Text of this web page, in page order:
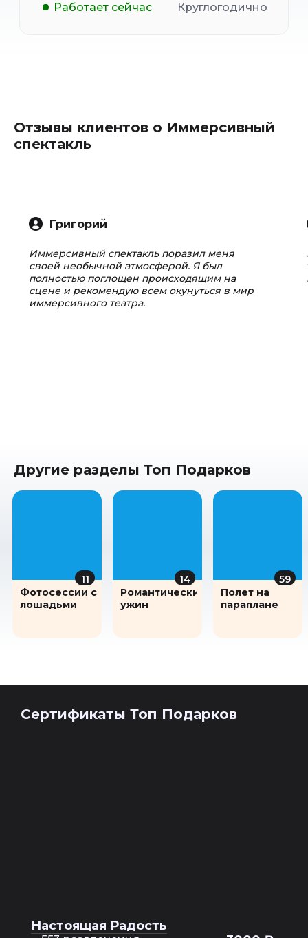
Работает сейчас
Круглогодично
Отзывы клиентов о Иммерсивный
спектакль
Григорий
Иммерсивный спектакль поразил меня
своей необычной атмосферой. Я был
полностью поглощен происходящим на
сцене и рекомендую всем окунуться в мир
иммерсивного театра.
Другие разделы Топ Подарков
11
Фотосессии с
лошадьми
14
Романтический
ужин
59
Полет на
параплане
Сертификаты Топ Подарков
Настоящая Радость